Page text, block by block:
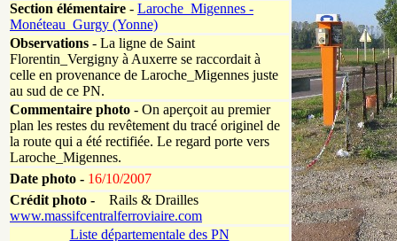
Section élémentaire - Laroche_Migennes -
Monéteau_Gurgy (Yonne)
Observations - La ligne de Saint
Florentin_Vergigny à Auxerre se raccordait à
celle en provenance de Laroche_Migennes juste
au sud de ce PN.
Commentaire photo - On aperçoit au premier
plan les restes du revêtement du tracé originel de
la route qui a été rectifiée. Le regard porte vers
Laroche_Migennes.
Date photo - 16/10/2007
Crédit photo - Rails & Drailles
www.massifcentralferroviaire.com
Liste départementale des PN